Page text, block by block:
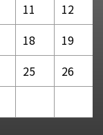
11
12
18
19
25
26